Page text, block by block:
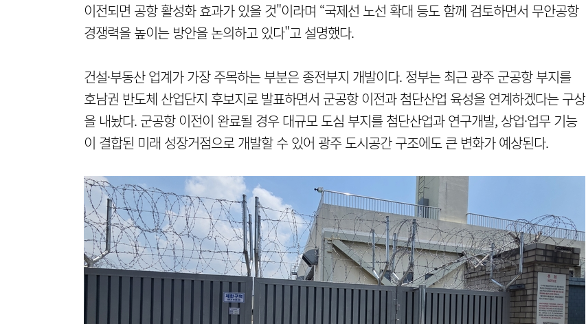
이전되면 공항 활성화 효과가 있을 것"이라며 “국제선 노선 확대 등도 함께 검토하면서 무안공항
경쟁력을 높이는 방안을 논의하고 있다"고 설명했다.
건설·부동산 업계가 가장 주목하는 부분은 종전부지 개발이다. 정부는 최근 광주 군공항 부지를
호남권 반도체 산업단지 후보지로 발표하면서 군공항 이전과 첨단산업 육성을 연계하겠다는 구상
을 내놨다. 군공항 이전이 완료될 경우 대규모 도심 부지를 첨단산업과 연구개발, 상업·업무 기능
이 결합된 미래 성장거점으로 개발할 수 있어 광주 도시공간 구조에도 큰 변화가 예상된다.